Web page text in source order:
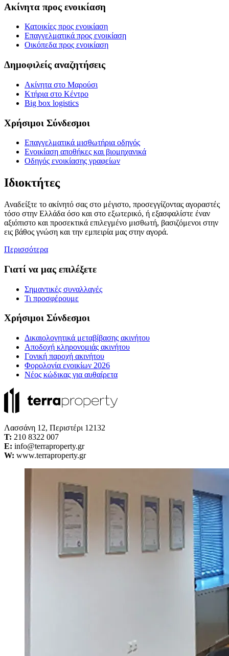
Ακίνητα προς ενοικίαση
Κατοικίες προς ενοικίαση
Επαγγελματικά προς ενοικίαση
Οικόπεδα προς ενοικίαση
Δημοφιλείς αναζητήσεις
Ακίνητα στο Μαρούσι
Κτήρια στο Κέντρο
Big box logistics
Χρήσιμοι Σύνδεσμοι
Επαγγελματικά μισθωτήρια οδηγός
Ενοικίαση αποθήκες και βιομηχανικά
Οδηγός ενοικίασης γραφείων
Ιδιοκτήτες
Αναδείξτε το ακίνητό σας στο μέγιστο, προσεγγίζοντας αγοραστές
τόσο στην Ελλάδα όσο και στο εξωτερικό, ή εξασφαλίστε έναν
αξιόπιστο και προσεκτικά επιλεγμένο μισθωτή, βασιζόμενοι στην
εις βάθος γνώση και την εμπειρία μας στην αγορά.
Περισσότερα
Γιατί να μας επιλέξετε
Σημαντικές συναλλαγές
Τι προσφέρουμε
Χρήσιμοι Σύνδεσμοι
Δικαιολογητικά μεταβίβασης ακινήτου
Αποδοχή κληρονομιάς ακινήτου
Γονική παροχή ακινήτου
Φορολογία ενοικίων 2026
Νέος κώδικας για αυθαίρετα
Λασσάνη 12, Περιστέρι 12132
Τ: 210 8322 007
E: info@terraproperty.gr
W: www.terraproperty.gr